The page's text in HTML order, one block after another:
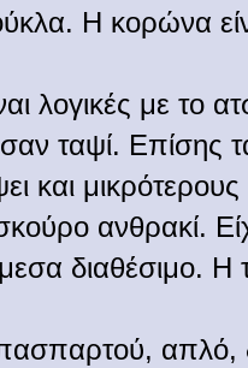
Η κορώνα
λογικές με το
ταψί. Επίσης
και
ανθρακί.
διαθέσιμο. Η
απλό,